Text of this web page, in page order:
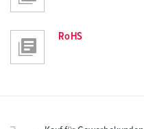
RoHS